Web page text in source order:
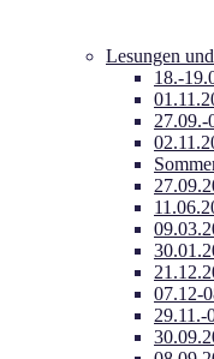
Lesungen
18.-
27.09.-
07.12-
29.11.-